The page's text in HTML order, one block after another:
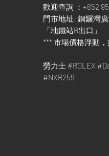
歡迎查詢 ：+852
門市地址: 銅鑼灣
「地鐵站B出口」
*** 市場價格浮動
勞力士 #ROLEX
#NXR259